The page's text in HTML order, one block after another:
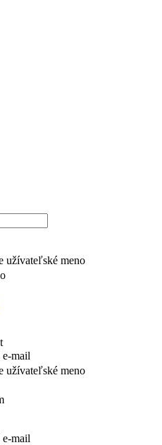
užívateľské meno
e-mail
užívateľské meno
e-mail